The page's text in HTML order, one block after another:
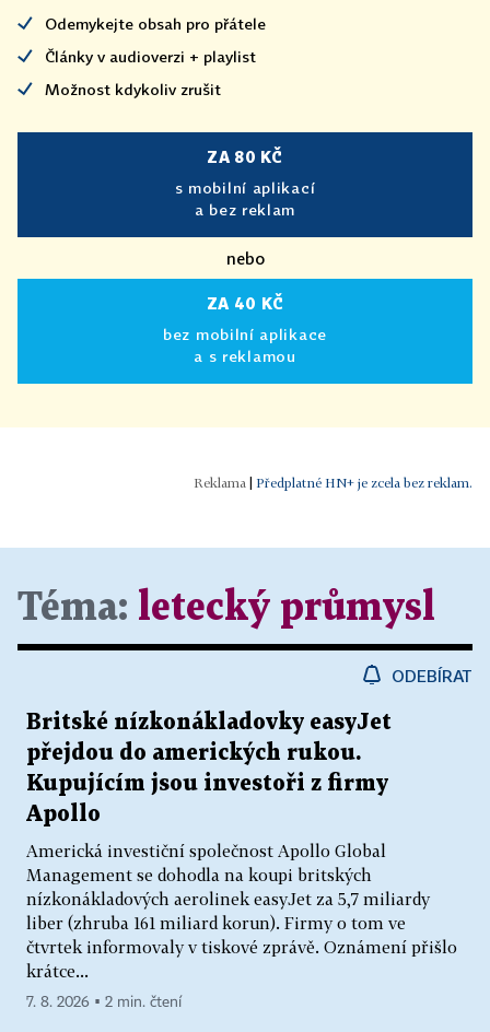
Odemykejte obsah pro přátele
Články v audioverzi + playlist
Možnost kdykoliv zrušit
ZA 80 KČ
s mobilní aplikací
a bez reklam
nebo
ZA 40 KČ
bez mobilní aplikace
a s reklamou
Předplatné HN+ je zcela bez reklam.
Téma: letecký průmysl
ODEBÍRAT
Britské nízkonákladovky easyJet
přejdou do amerických rukou.
Kupujícím jsou investoři z firmy
Apollo
Americká investiční společnost Apollo Global
Management se dohodla na koupi britských
nízkonákladových aerolinek easyJet za 5,7 miliardy
liber (zhruba 161 miliard korun). Firmy o tom ve
čtvrtek informovaly v tiskové zprávě. Oznámení přišlo
krátce...
7. 8. 2026 ▪ 2 min. čtení